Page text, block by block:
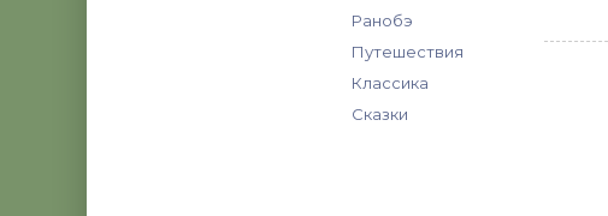
Ранобэ
Путешествия
Классика
Сказки